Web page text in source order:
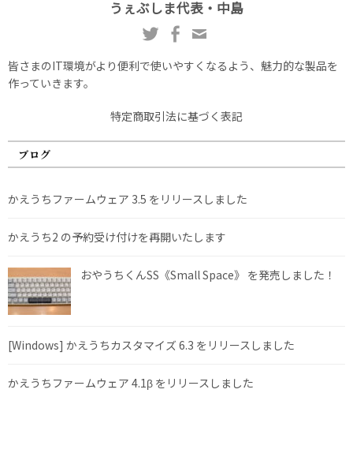
うぇぶしま代表・中島
皆さまのIT環境がより便利で使いやすくなるよう、魅力的な製品を
作っていきます。
特定商取引法に基づく表記
ブログ
かえうちファームウェア 3.5 をリリースしました
かえうち2 の予約受け付けを再開いたします
おやうちくんSS《Small Space》 を発売しました！
[Windows] かえうちカスタマイズ 6.3 をリリースしました
かえうちファームウェア 4.1β をリリースしました